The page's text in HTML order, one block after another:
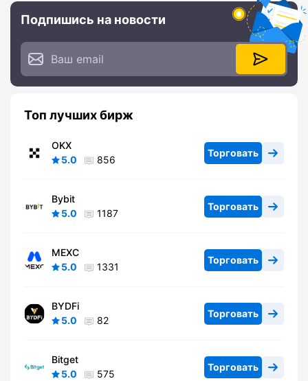
Подпишись на новости
Топ лучших бирж
OKX
5.0
856
Торговать
Bybit
5.0
1187
Торговать
MEXC
5.0
1331
Торговать
BYDFi
5.0
82
Торговать
Bitget
5.0
575
Торговать